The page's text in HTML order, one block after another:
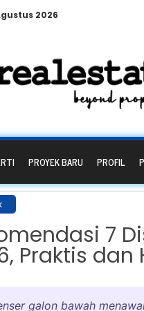
2026
PROYEK BARU PROFIL
7
Praktis dan
galon bawah